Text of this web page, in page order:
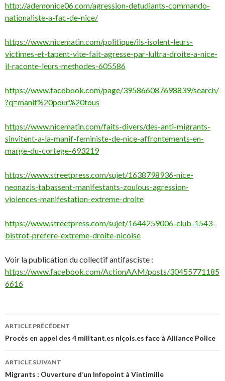
http://ademonice06.com/agression-detudiants-commando-
nationaliste-a-fac-de-nice/
https://www.nicematin.com/politique/ils-isolent-leurs-
victimes-et-tapent-vite-fait-agresse-par-lultra-droite-a-nice-
il-raconte-leurs-methodes-605586
https://www.facebook.com/page/395866087698839/search/
?q=manif%20pour%20tous
https://www.nicematin.com/faits-divers/des-anti-migrants-
sinvitent-a-la-manif-feministe-de-nice-affrontements-en-
marge-du-cortege-693219
https://www.streetpress.com/sujet/1638798936-nice-
neonazis-tabassent-manifestants-zoulous-agression-
violences-manifestation-extreme-droite
https://www.streetpress.com/sujet/1644259006-club-1543-
bistrot-prefere-extreme-droite-nicoise
Voir la publication du collectif antifasciste :
https://www.facebook.com/ActionAAM/posts/30455771185
6616
Navigation
des
articles
ARTICLE PRÉCÉDENT
Procès en appel des 4 militant.es niçois.es face à Alliance Police
ARTICLE SUIVANT
Migrants : Ouverture d’un Infopoint à Vintimille